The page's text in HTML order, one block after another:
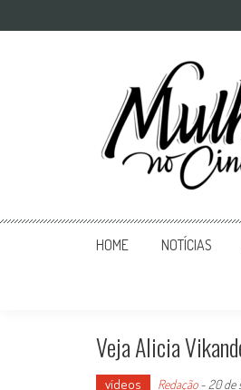
Mulher no
HOME NOTÍCIAS
Veja Alicia
vídeos Redação- 20 de